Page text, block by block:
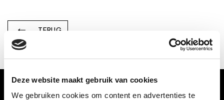
Deze website maakt gebruik van cookies
We gebruiken cookies om content en advertenties te
TERUG